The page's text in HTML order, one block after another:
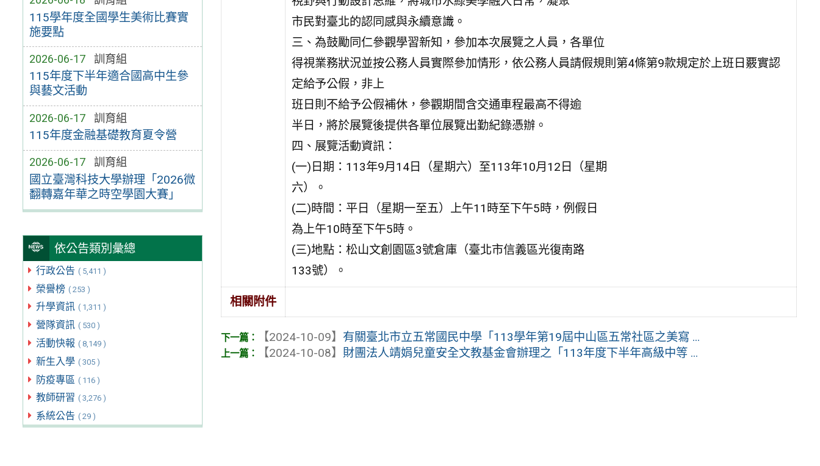
115學年度全國學生美術比賽實
施要點
2026-06-17 訓育組
115年度下半年適合國高中生參
與藝文活動
2026-06-17 訓育組
115年度金融基礎教育夏令營
2026-06-17 訓育組
國立臺灣科技大學辦理「2026微
翻轉嘉年華之時空學園大賽」
依公告類別彙總
行政公告 ( 5,411 )
榮譽榜 ( 253 )
升學資訊 ( 1,311 )
營隊資訊 ( 530 )
活動快報 ( 8,149 )
新生入學 ( 305 )
防疫專區 ( 116 )
教師研習 ( 3,276 )
系統公告 ( 29 )
市民對臺北的認同感與永續意識。
三、為鼓勵同仁參觀學習新知，參加本次展覽之人員，各單位
得視業務狀況並按公務人員實際參加情形，依公務人員請假規則第4條第9款規定於上班日覈實認
定給予公假，非上
班日則不給予公假補休，參觀期間含交通車程最高不得逾
半日，將於展覽後提供各單位展覽出勤紀錄憑辦。
四、展覽活動資訊：
(一)日期：113年9月14日（星期六）至113年10月12日（星期
六）。
(二)時間：平日（星期一至五）上午11時至下午5時，例假日
為上午10時至下午5時。
(三)地點：松山文創園區3號倉庫（臺北市信義區光復南路
133號）。
相關附件
【2024-10-09】 有關臺北市立五常國民中學「113學年第19屆中山區五常社區之美寫 ...
【2024-10-08】 財團法人靖娟兒童安全文教基金會辦理之「113年度下半年高級中等 ...